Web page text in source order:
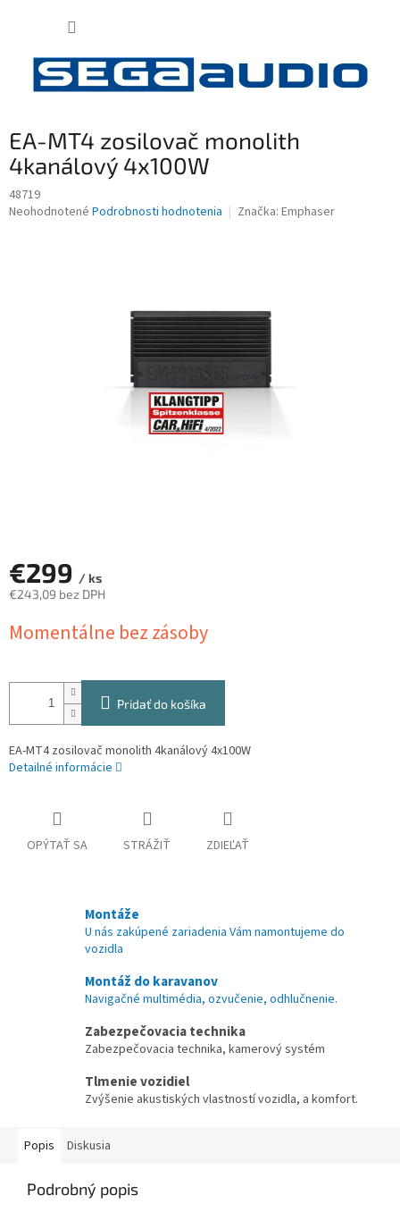
EA-MT4 zosilovač monolith
4kanálový 4x100W
48719
Priemerné
Neohodnotené Podrobnosti hodnotenia Značka: Emphaser
€299 / ks
€243,09 bez DPH
cena:
Momentálne bez zásoby
Pridať do košíka
EA-MT4 zosilovač monolith 4kanálový 4x100W
Detailné informácie
OPÝTAŤ SA STRÁŽIŤ ZDIEĽAŤ
Montáže
U nás zakúpené zariadenia Vám namontujeme do
vozidla
Montáž do karavanov
Navigačné multimédia, ozvučenie, odhlučnenie.
Zabezpečovacia technika
Zabezpečovacia technika, kamerový systém
Tlmenie vozidiel
Zvýšenie akustiských vlastností vozidla, a komfort.
Popis Diskusia
Podrobný popis